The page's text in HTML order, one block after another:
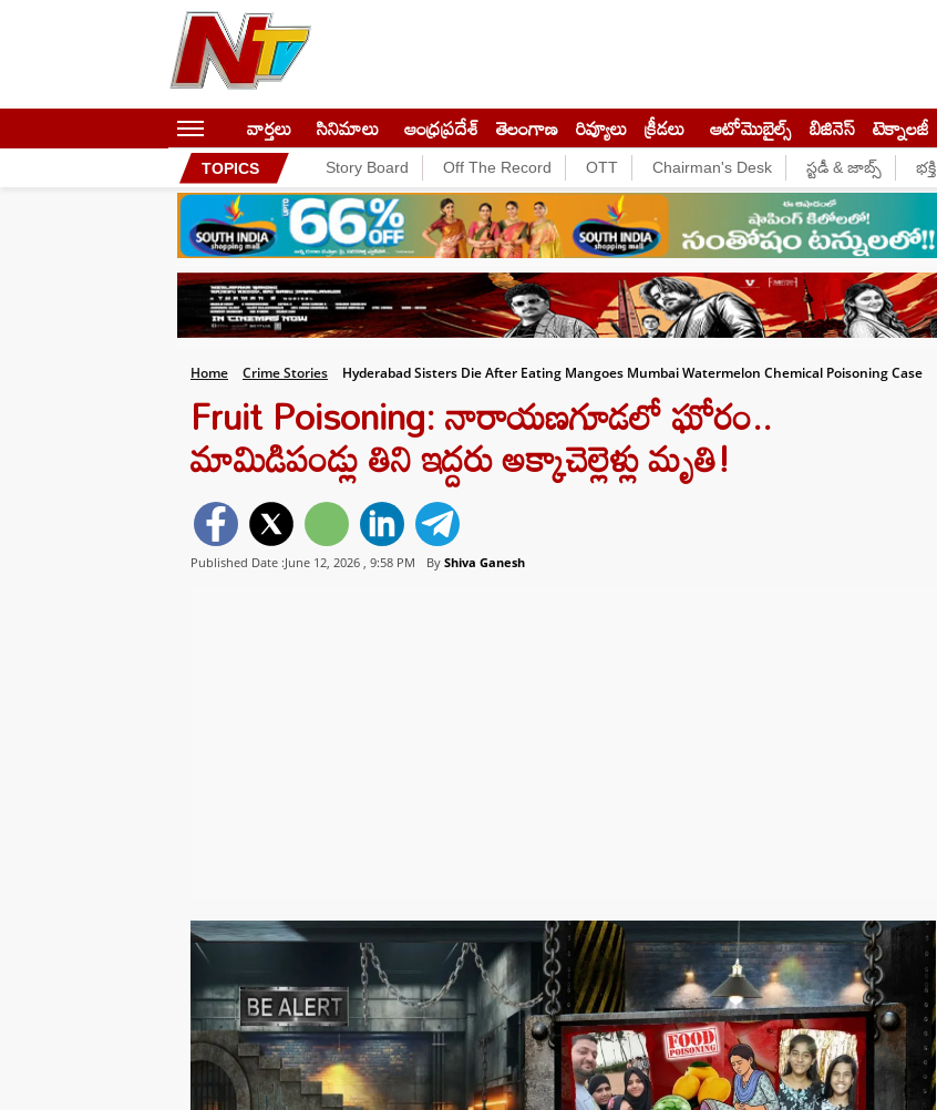
వార్తలు సినిమాలు ఆంధ్రప్రదేశ్ తెలంగాణ రివ్యూలు క్రీడలు ఆటోమొబైల్స్ బిజినెస్‌ టెక్నాలజీ
TOPICS Story Board Off The Record OTT Chairman's Desk స్టడీ & జాబ్స్ భక్తి
Home Crime Stories Hyderabad Sisters Die After Eating Mangoes Mumbai Watermelon Chemical Poisoning Case
Fruit Poisoning: నారాయణగూడలో ఘోరం..
మామిడిపండ్లు తిని ఇద్దరు అక్కాచెల్లెళ్లు మృతి!
Published Date :June 12, 2026 , 9:58 PM By Shiva Ganesh